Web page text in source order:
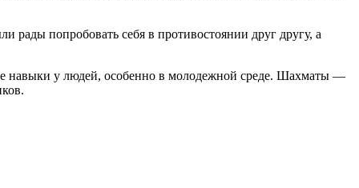
рады попробовать себя в противостоянии друг другу, а
навыки у людей, особенно в молодежной среде. Шахматы —